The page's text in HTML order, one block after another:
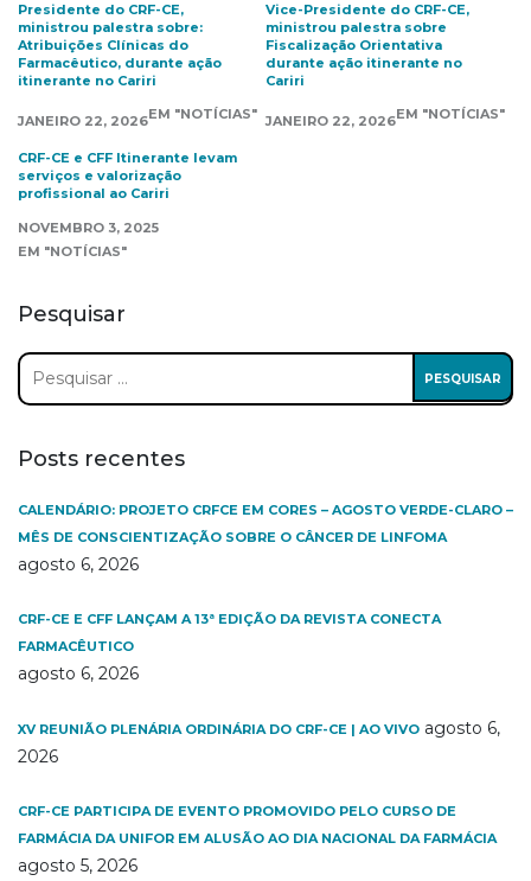
Presidente do CRF-CE,
ministrou palestra sobre:
Atribuições Clínicas do
Farmacêutico, durante ação
itinerante no Cariri
JANEIRO 22, 2026EM "NOTÍCIAS"
Vice-Presidente do CRF-CE,
ministrou palestra sobre
Fiscalização Orientativa
durante ação itinerante no
Cariri
JANEIRO 22, 2026EM "NOTÍCIAS"
CRF-CE e CFF Itinerante levam
serviços e valorização
profissional ao Cariri
NOVEMBRO 3, 2025
EM "NOTÍCIAS"
Pesquisar
Pesquisar
por:
Posts recentes
CALENDÁRIO: PROJETO CRFCE EM CORES – AGOSTO VERDE-CLARO –
MÊS DE CONSCIENTIZAÇÃO SOBRE O CÂNCER DE LINFOMA
agosto 6, 2026
CRF-CE E CFF LANÇAM A 13ª EDIÇÃO DA REVISTA CONECTA
FARMACÊUTICO
agosto 6, 2026
XV REUNIÃO PLENÁRIA ORDINÁRIA DO CRF-CE | AO VIVO agosto 6,
2026
CRF-CE PARTICIPA DE EVENTO PROMOVIDO PELO CURSO DE
FARMÁCIA DA UNIFOR EM ALUSÃO AO DIA NACIONAL DA FARMÁCIA
agosto 5, 2026